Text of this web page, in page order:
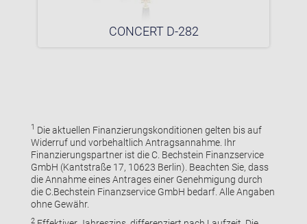
CONCERT D-282
1 Die aktuellen Finanzierungskonditionen gelten bis auf
Widerruf und vorbehaltlich Antragsannahme. Ihr
Finanzierungspartner ist die C. Bechstein Finanzservice
GmbH (Kantstraße 17, 10623 Berlin). Beachten Sie, dass
die Annahme eines Antrages einer Genehmigung durch
die C.Bechstein Finanzservice GmbH bedarf. Alle Angaben
ohne Gewähr.
2